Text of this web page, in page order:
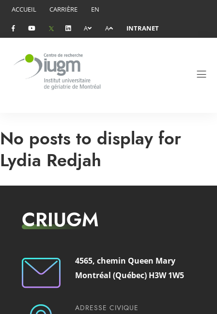
ACCUEIL CARRIÈRE EN
A A INTRANET
No posts to display for
Lydia Redjah
CRIUGM
4565, chemin Queen Mary
Montréal (Québec) H3W 1W5
ADRESSE CIVIQUE